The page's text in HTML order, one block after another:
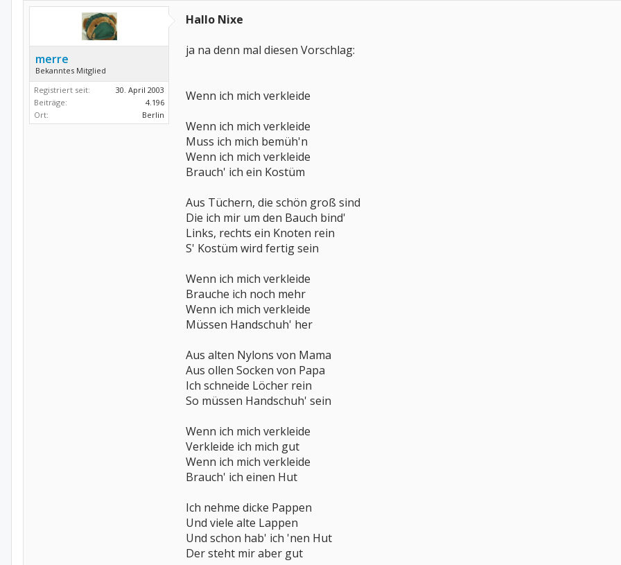
merre
Bekanntes Mitglied
Registriert seit:
30. April 2003
Beiträge:
4.196
Ort:
Berlin
Hallo Nixe
ja na denn mal diesen Vorschlag:
Wenn ich mich verkleide
Wenn ich mich verkleide
Muss ich mich bemüh'n
Wenn ich mich verkleide
Brauch' ich ein Kostüm
Aus Tüchern, die schön groß sind
Die ich mir um den Bauch bind'
Links, rechts ein Knoten rein
S' Kostüm wird fertig sein
Wenn ich mich verkleide
Brauche ich noch mehr
Wenn ich mich verkleide
Müssen Handschuh' her
Aus alten Nylons von Mama
Aus ollen Socken von Papa
Ich schneide Löcher rein
So müssen Handschuh' sein
Wenn ich mich verkleide
Verkleide ich mich gut
Wenn ich mich verkleide
Brauch' ich einen Hut
Ich nehme dicke Pappen
Und viele alte Lappen
Und schon hab' ich 'nen Hut
Der steht mir aber gut